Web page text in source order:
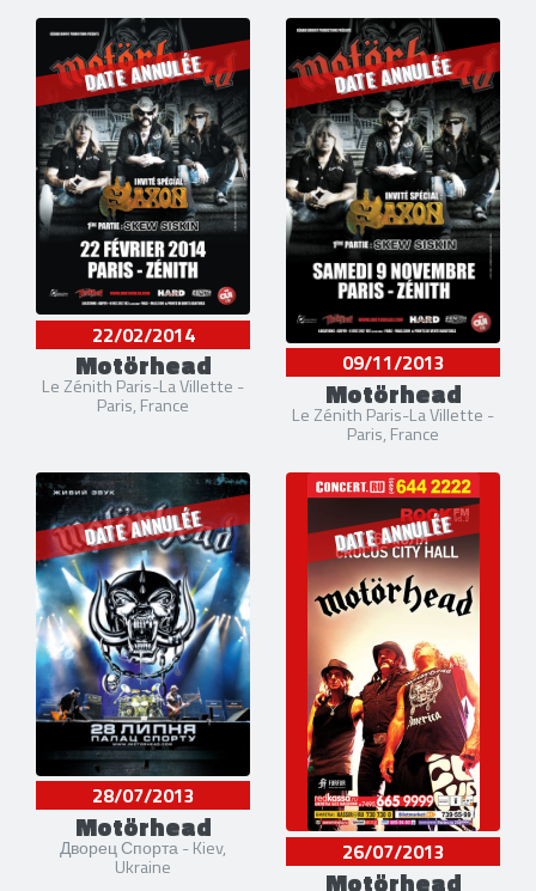
22/02/2014
Motörhead
Le Zénith Paris-La Villette -
Paris, France
DATE ANNULÉE
09/11/2013
Motörhead
Le Zénith Paris-La Villette -
Paris, France
DATE ANNULÉE
28/07/2013
Motörhead
Дворец Спорта - Kiev,
Ukraine
DATE ANNULÉE
26/07/2013
Motörhead
DATE ANNULÉE